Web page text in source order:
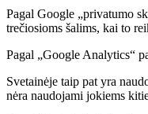
Pagal Google „privatumo
trečiosioms šalims, kai to
Pagal „Google Analytics“
Svetainėje taip pat yra
nėra naudojami jokiems